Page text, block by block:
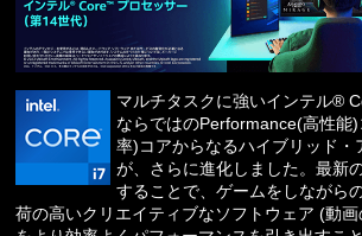
マルチタスクに強いインテル®
ならではのPerformance(高性能
率)コアからなるハイブリッド・
が、さらに進化しました。最新
することで、ゲームをしながら
荷の高いクリエイティブなソフトウェア (動